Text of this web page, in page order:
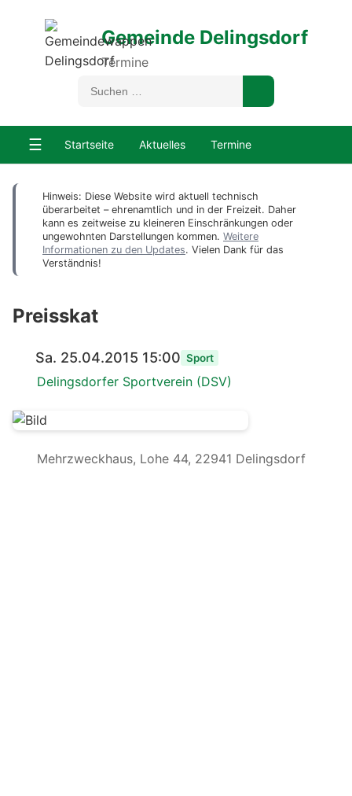
Gemeinde Delingsdorf
Termine
☰ Startseite Aktuelles Termine
Hinweis: Diese Website wird aktuell technisch
überarbeitet – ehrenamtlich und in der Freizeit. Daher
kann es zeitweise zu kleineren Einschränkungen oder
ungewohnten Darstellungen kommen. Weitere
Informationen zu den Updates. Vielen Dank für das
Verständnis!
Preisskat
Sa. 25.04.2015 15:00 Sport
Delingsdorfer Sportverein (DSV)
Mehrzweckhaus, Lohe 44, 22941 Delingsdorf